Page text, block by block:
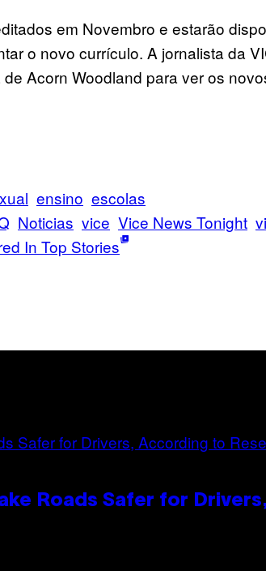
em Novembro e estarão
o novo currículo. A jornalista da
Acorn Woodland para ver os
ensino escolas
Noticias vice Vice News Tonight
In Top Stories
Roads Safer for